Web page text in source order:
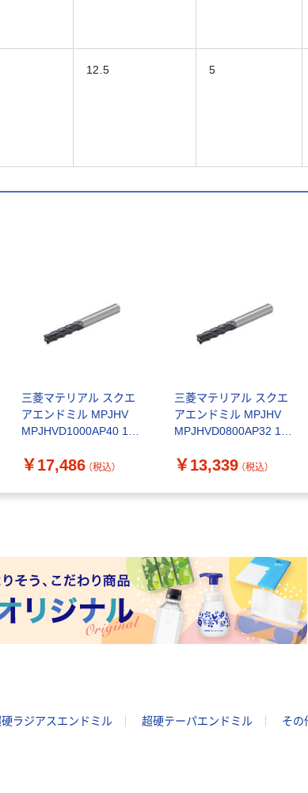
12.5 5
三菱マテリアル スクエ
アエンドミル MPJHV
MPJHVD1000AP40 1個
￥17,486 （税込）
三菱マテリアル スクエ
アエンドミル MPJHV
MPJHVD0800AP32 1個
￥13,339 （税込）
ラジアスエンドミル 超硬テーパエンドミル その